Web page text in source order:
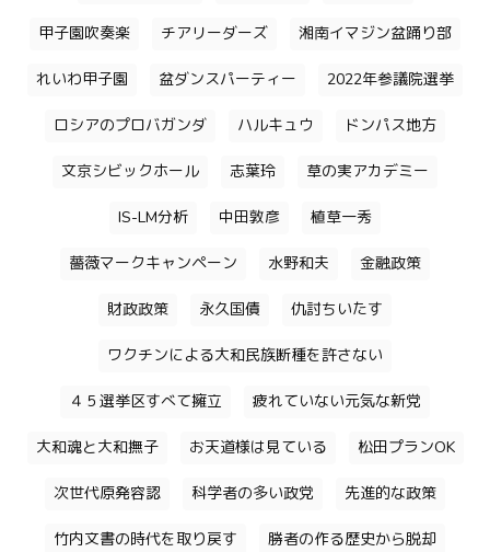
甲子園吹奏楽 チアリーダーズ 湘南イマジン盆踊り部
れいわ甲子園 盆ダンスパーティー 2022年参議院選挙
ロシアのプロバガンダ ハルキュウ ドンパス地方
文京シビックホール 志葉玲 草の実アカデミー
IS-LM分析 中田敦彦 植草一秀
薔薇マークキャンペーン 水野和夫 金融政策
財政政策 永久国債 仇討ちいたす
ワクチンによる大和民族断種を許さない
４５選挙区すべて擁立 疲れていない元気な新党
大和魂と大和撫子 お天道様は見ている 松田プランOK
次世代原発容認 科学者の多い政党 先進的な政策
竹内文書の時代を取り戻す 勝者の作る歴史から脱却